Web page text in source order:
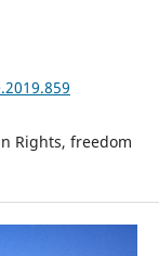
Rights, freedom